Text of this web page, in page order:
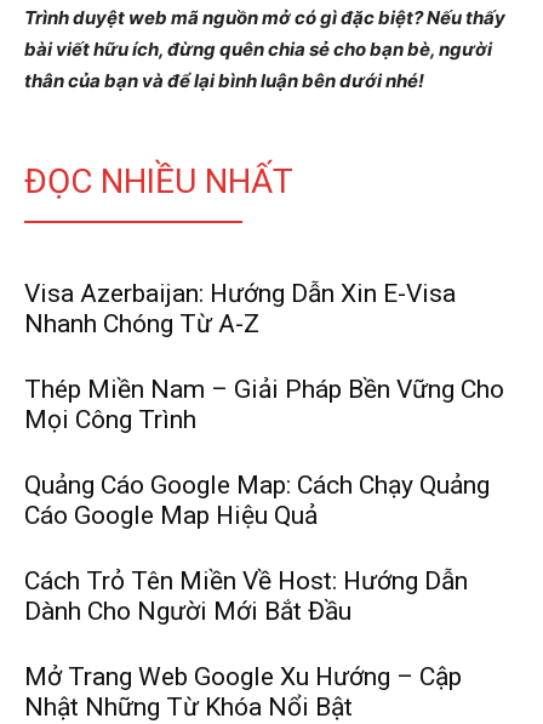
Trình duyệt web mã nguồn mở có gì đặc biệt? Nếu thấy
bài viết hữu ích, đừng quên chia sẻ cho bạn bè, người
thân của bạn và để lại bình luận bên dưới nhé!
ĐỌC NHIỀU NHẤT
Visa Azerbaijan: Hướng Dẫn Xin E-Visa
Nhanh Chóng Từ A-Z
Thép Miền Nam – Giải Pháp Bền Vững Cho
Mọi Công Trình
Quảng Cáo Google Map: Cách Chạy Quảng
Cáo Google Map Hiệu Quả
Cách Trỏ Tên Miền Về Host: Hướng Dẫn
Dành Cho Người Mới Bắt Đầu
Mở Trang Web Google Xu Hướng – Cập
Nhật Những Từ Khóa Nổi Bật